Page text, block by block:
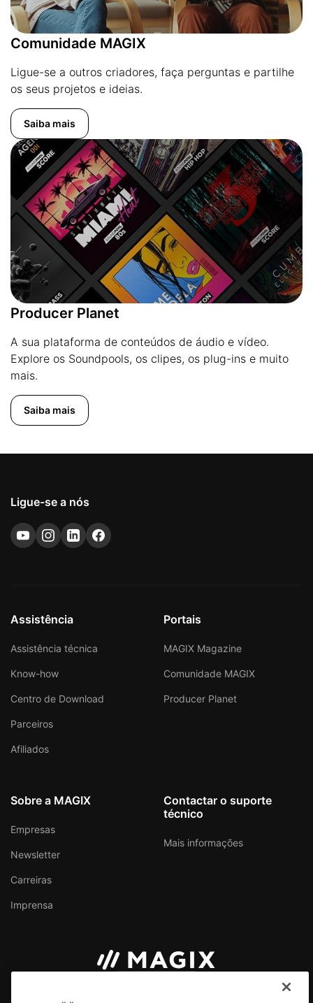
Comunidade MAGIX
Ligue-se a outros criadores, faça perguntas e partilhe
os seus projetos e ideias.
Saiba mais
Producer Planet
A sua plataforma de conteúdos de áudio e vídeo.
Explore os Soundpools, os clipes, os plug-ins e muito
mais.
Saiba mais
Ligue-se a nós
Assistência
Assistência técnica
Know-how
Centro de Download
Parceiros
Afiliados
Portais
MAGIX Magazine
Comunidade MAGIX
Producer Planet
Sobre a MAGIX
Empresas
Newsletter
Carreiras
Imprensa
Contactar o suporte
técnico
Mais informações